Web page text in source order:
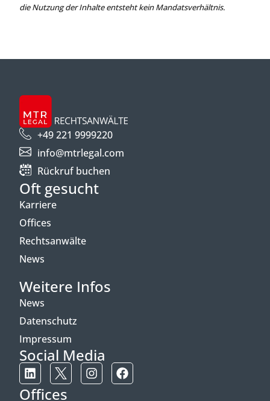
die Nutzung der Inhalte entsteht kein Mandatsverhältnis.
+49 221 9999220
info@mtrlegal.com
Rückruf buchen
Oft gesucht
Karriere
Offices
Rechtsanwälte
News
Weitere Infos
News
Datenschutz
Impressum
Social Media
Offices